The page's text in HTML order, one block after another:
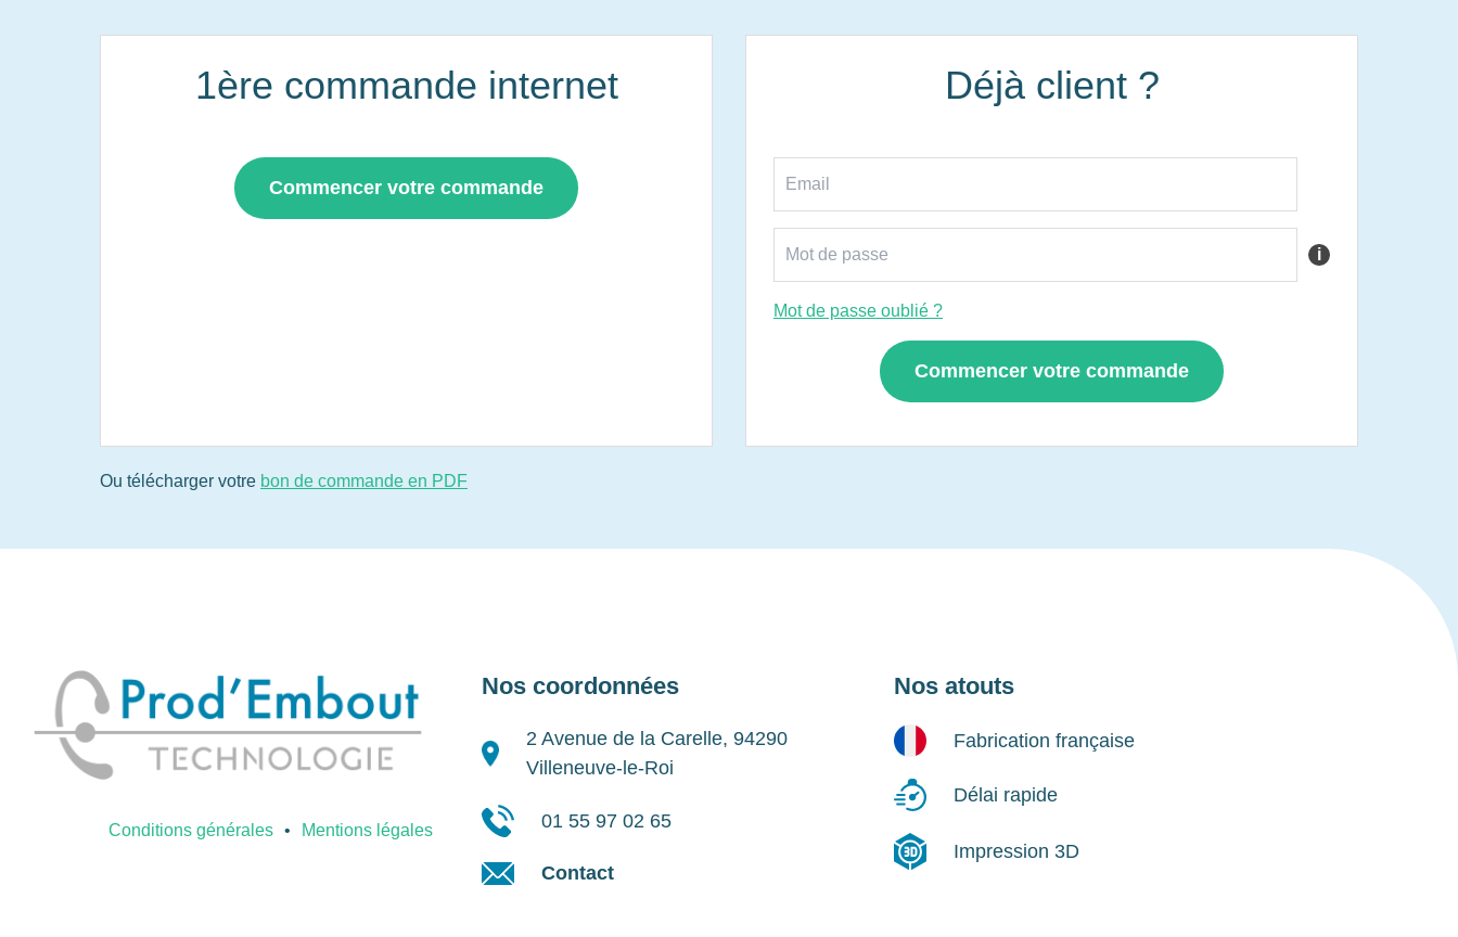
1ère commande internet
Commencer votre commande
Déjà client ?
i
Mot de passe oublié ?
Ou télécharger votre bon de commande en PDF
Conditions générales Mentions légales
Nos coordonnées
2 Avenue de la Carelle, 94290
Villeneuve-le-Roi
01 55 97 02 65
Contact
Nos atouts
Fabrication française
Délai rapide
Impression 3D